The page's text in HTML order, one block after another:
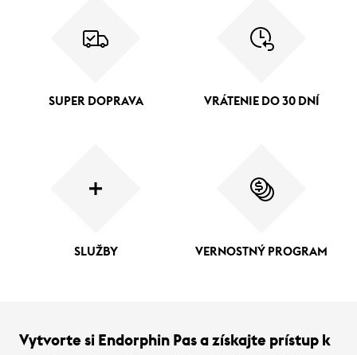
SUPER DOPRAVA VRÁTENIE DO 30 DNÍ
SLUŽBY VERNOSTNÝ PROGRAM
Vytvorte si Endorphin Pas a získajte prístup k